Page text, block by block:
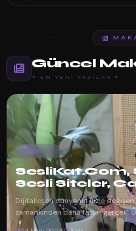
Güncel
✦ EN YENI YAZILAR ✦
GENEL
SesliKat.Com,
Sesli Siteler,
Dijitalleşen dünyanın hızla
zamankinden daha fazla "gerçek"
Mesajlaşma uy...